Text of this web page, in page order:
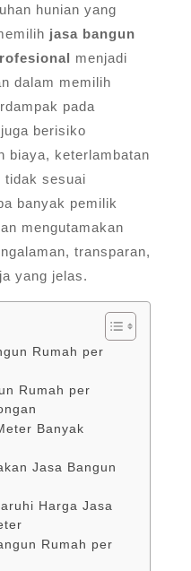
hunian yang
jasa bangun
menjadi
dalam memilih
pada
berisiko
biaya, keterlambatan
tidak sesuai
banyak pemilik
mengutamakan
transparan,
yang jelas.
Rumah per
Rumah per
Banyak
Jasa Bangun
Harga Jasa
Rumah per